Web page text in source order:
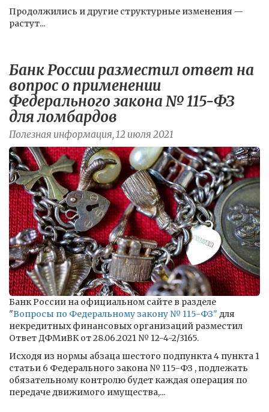
Продолжились и другие структурные изменения —
растут...
Банк России разместил ответ на
вопрос о применении
Федерального закона № 115-ФЗ
для ломбардов
Полезная информация, 12 июля 2021
Банк России на официальном сайте в разделе
"Вопросы по Федеральному закону № 115-ФЗ" для
некредитных финансовых организаций разместил
Ответ ДФМиВК от 28.06.2021 № 12-4-2/3165.
Исходя из нормы абзаца шестого подпункта 4 пункта 1
статьи 6 Федерального закона № 115-ФЗ , подлежать
обязательному контролю будет каждая операция по
передаче движимого имущества,...